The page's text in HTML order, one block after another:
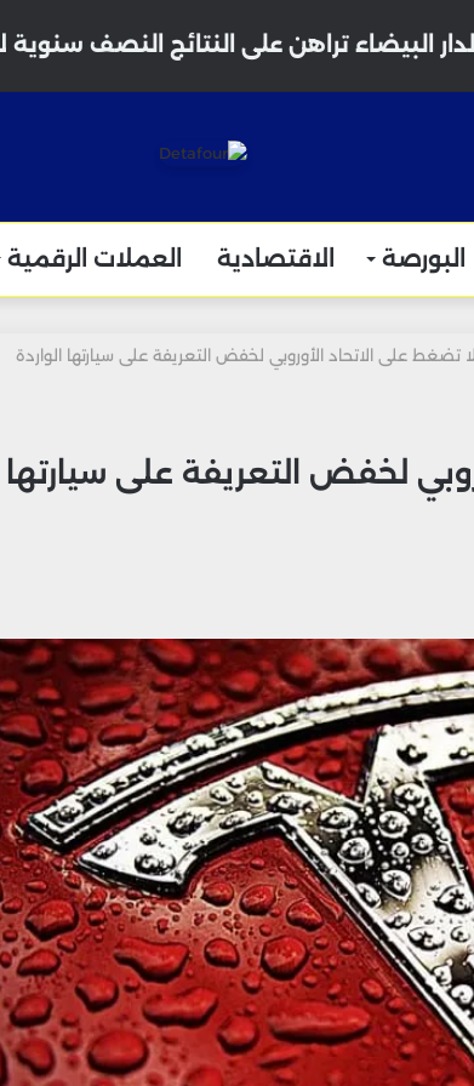
البيضاء تراهن على النتائج النصف
البورصة الاقتصادية العملات الرقمية
تضغط على الاتحاد الأوروبي لخفض التعريفة على سيارتها الواردة
لخفض التعريفة على سيارتها